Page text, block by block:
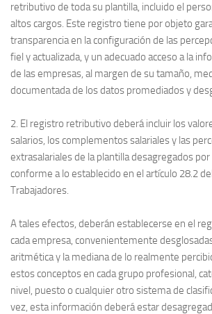
retributivo de toda su plantilla, incluido el
altos cargos. Este registro tiene por objeto
transparencia en la configuración de las
fiel y actualizada, y un adecuado acceso a la
de las empresas, al margen de su tamaño,
documentada de los datos promediados y
2. El registro retributivo deberá incluir los
salarios, los complementos salariales y las
extrasalariales de la plantilla desagregados
conforme a lo establecido en el artículo 28.2
Trabajadores.
A tales efectos, deberán establecerse en el
cada empresa, convenientemente
aritmética y la mediana de lo realmente
estos conceptos en cada grupo profesional,
nivel, puesto o cualquier otro sistema de
vez, esta información deberá estar